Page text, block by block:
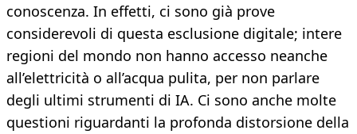
conoscenza. In effetti, ci sono già prove
considerevoli di questa esclusione digitale; intere
regioni del mondo non hanno accesso neanche
all’elettricità o all’acqua pulita, per non parlare
degli ultimi strumenti di IA. Ci sono anche molte
questioni riguardanti la profonda distorsione della